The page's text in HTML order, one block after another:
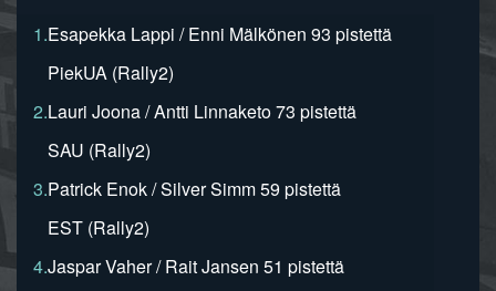
1.Esapekka Lappi / Enni Mälkönen 93 pistettä
PiekUA (Rally2)
2.Lauri Joona / Antti Linnaketo 73 pistettä
SAU (Rally2)
3.Patrick Enok / Silver Simm 59 pistettä
EST (Rally2)
4.Jaspar Vaher / Rait Jansen 51 pistettä